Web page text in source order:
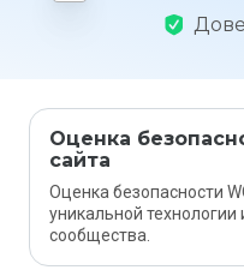
Оценка
сайта
Оценка безопасности
уникальной технологии
сообщества.